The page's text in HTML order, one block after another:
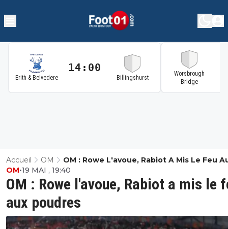
Erith & Belvedere
14:00
Billingshurst
Worsbrough
Bridge
Accueil OM
OM : Rowe L'avoue, Rabiot A Mis Le Feu
Poudres
OM : Rowe l'avoue, Rabiot a mis le
aux poudres
OM•19 MAI , 19:40